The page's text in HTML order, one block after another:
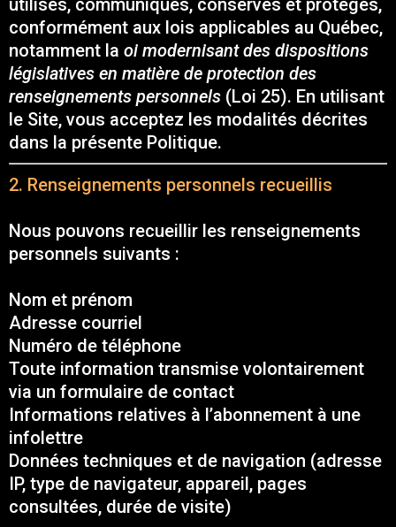
utilisés, communiqués, conservés et protégés,
conformément aux lois applicables au Québec,
notamment la oi modernisant des dispositions
législatives en matière de protection des
renseignements personnels (Loi 25). En utilisant
le Site, vous acceptez les modalités décrites
dans la présente Politique.
2. Renseignements personnels recueillis
Nous pouvons recueillir les renseignements
personnels suivants :
Nom et prénom
Adresse courriel
Numéro de téléphone
Toute information transmise volontairement
via un formulaire de contact
Informations relatives à l’abonnement à une
infolettre
Données techniques et de navigation (adresse
IP, type de navigateur, appareil, pages
consultées, durée de visite)